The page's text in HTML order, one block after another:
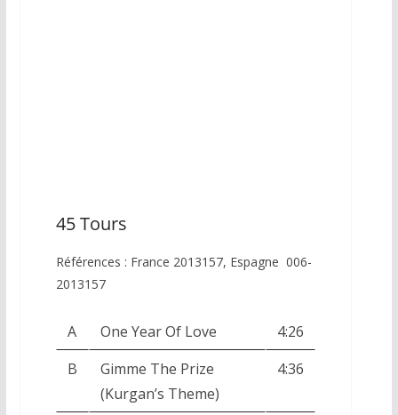
45 Tours
Références : France 2013157, Espagne 006-
2013157
A One Year Of Love
4:26
B
Gimme The Prize
(Kurgan’s Theme)
4:36